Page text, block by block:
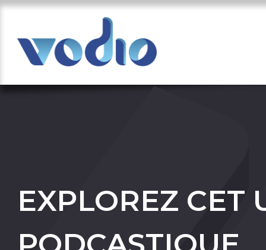
EXPLOREZ CET